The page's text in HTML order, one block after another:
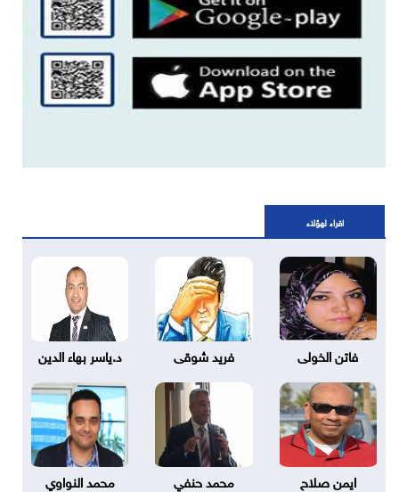
اقراء لهؤلاء
فاتن الخولى فريد شوقى د.ياسر بهاء الدين
ايمن صلاح محمد حنفي محمد النواوي